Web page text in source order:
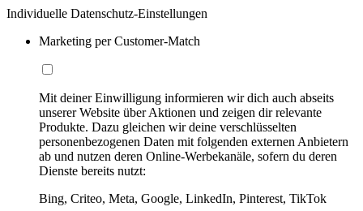
Individuelle Datenschutz-Einstellungen
Marketing per Customer-Match
Mit deiner Einwilligung informieren wir dich auch abseits
unserer Website über Aktionen und zeigen dir relevante
Produkte. Dazu gleichen wir deine verschlüsselten
personenbezogenen Daten mit folgenden externen Anbietern
ab und nutzen deren Online-Werbekanäle, sofern du deren
Dienste bereits nutzt:
Bing, Criteo, Meta, Google, LinkedIn, Pinterest, TikTok